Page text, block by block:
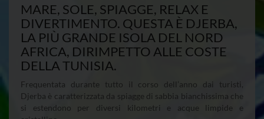
MARE, SOLE, SPIAGGE, RELAX E
DIVERTIMENTO. QUESTA È DJERBA,
LA PIÙ GRANDE ISOLA DEL NORD
AFRICA, DIRIMPETTO ALLE COSTE
DELLA TUNISIA.
Frequentata durante tutto il corso dell’anno dai turisti,
Djerba è caratterizzata da spiagge di sabbia bianchissima che
si estendono per diversi kilometri e acque limpide e